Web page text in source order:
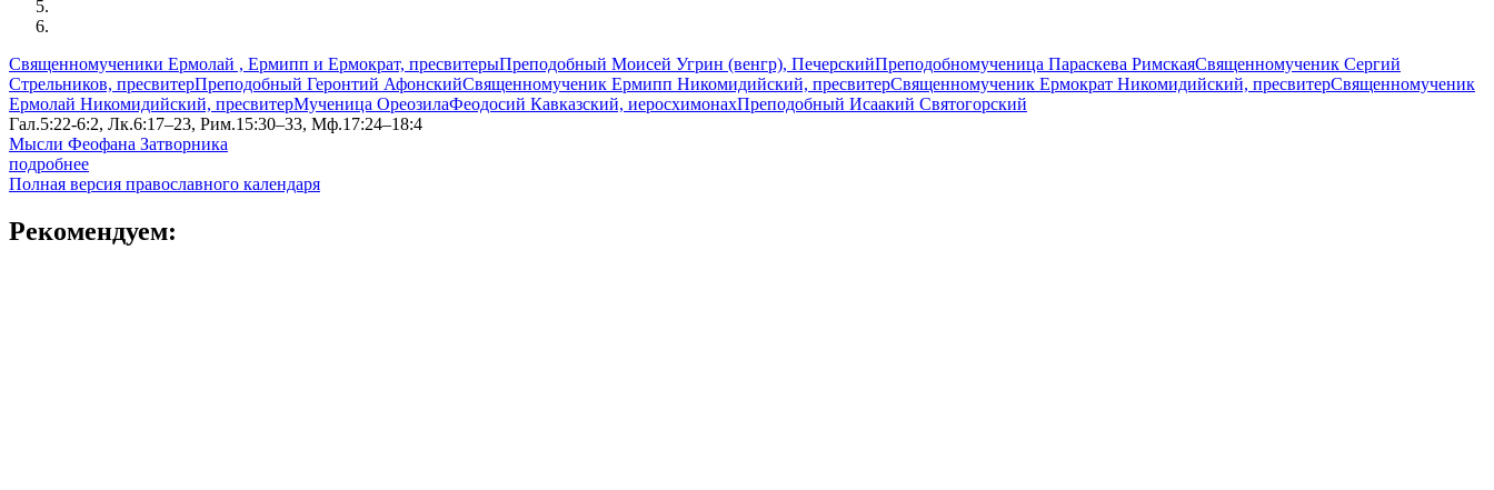
Священномученики Ермолай , Ермипп и Ермократ, пресвитерыПреподобный Моисей Угрин (венгр), ПечерскийПреподобномученица Параскева РимскаяСвященномученик Сергий
Стрельников, пресвитерПреподобный Геронтий АфонскийСвященномученик Ермипп Никомидийский, пресвитерСвященномученик Ермократ Никомидийский, пресвитерСвященномученик
Ермолай Никомидийский, пресвитерМученица ОреозилаФеодосий Кавказский, иеросхимонахПреподобный Исаакий Святогорский
Гал.5:22-6:2, Лк.6:17–23, Рим.15:30–33, Мф.17:24–18:4
Мысли Феофана Затворника
подробнее
Полная версия православного календаря
Рекомендуем: